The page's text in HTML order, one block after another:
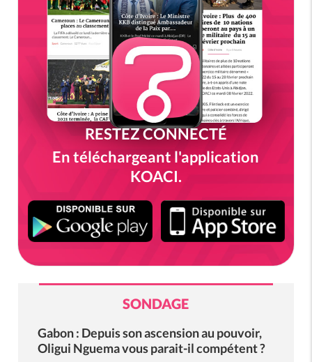
RESTEZ CONNECTÉ
En téléchargeant l'application
KOACI.
SONDAGE
Gabon : Depuis son ascension au pouvoir,
Oligui Nguema vous parait-il compétent ?